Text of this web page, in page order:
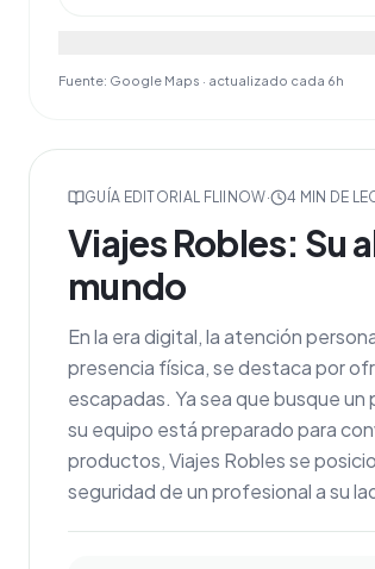
Fuente: Google Maps · actualizado cada 6h
GUÍA EDITORIAL FLIINOW· 4 MIN DE
Viajes Robles: Su
mundo
En la era digital, la atención
presencia física, se destaca por
escapadas. Ya sea que busque
su equipo está preparado para
productos, Viajes Robles se
seguridad de un profesional a su